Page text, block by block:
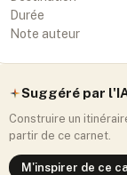
Durée
Note auteur
Suggéré par
Construire un
partir de ce carnet.
M'inspirer de ce